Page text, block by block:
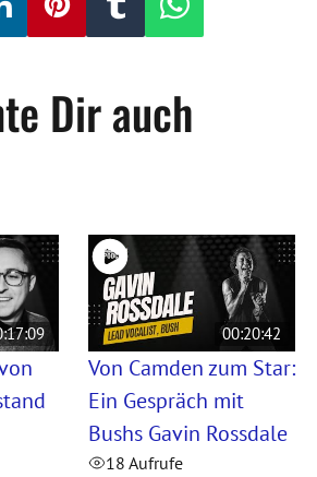
Dir auch
00:20:42
Von Camden zum Star:
Ein Gespräch mit
Bushs Gavin Rossdale
18 Aufrufe